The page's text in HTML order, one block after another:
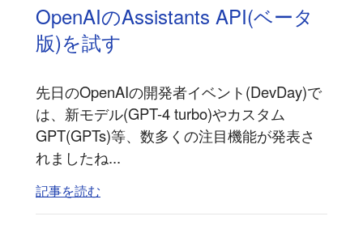
OpenAIのAssistants API(ベータ
版)を試す
先日のOpenAIの開発者イベント(DevDay)で
は、新モデル(GPT-4 turbo)やカスタム
GPT(GPTs)等、数多くの注目機能が発表さ
れましたね...
記事を読む